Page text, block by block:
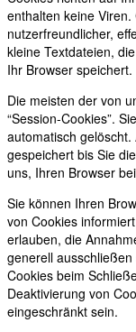
enthalten keine
nutzerfreundlicher,
kleine Textdateien,
Ihr Browser speichert.
Die meisten der von
“Session-Cookies”.
automatisch
gespeichert bis Sie
uns, Ihren Browser
Sie können Ihren
von Cookies
erlauben, die
generell
Cookies beim
Deaktivierung von
eingeschränkt sein.